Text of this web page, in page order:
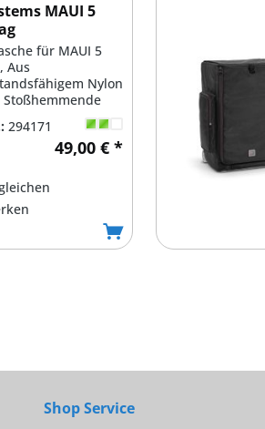
MAUI 5
für MAUI 5
Aus
Nylon
Stoßhemmende
294171
49,00 € *
Shop Service